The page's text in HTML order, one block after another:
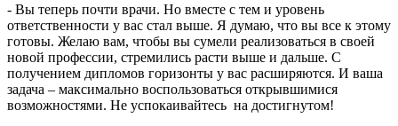
- Вы теперь почти врачи. Но вместе с тем и уровень
ответственности у вас стал выше. Я думаю, что вы все к этому
готовы. Желаю вам, чтобы вы сумели реализоваться в своей
новой профессии, стремились расти выше и дальше. С
получением дипломов горизонты у вас расширяются. И ваша
задача – максимально воспользоваться открывшимися
возможностями. Не успокаивайтесь на достигнутом!